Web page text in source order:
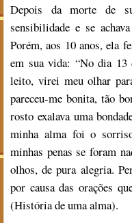
Depois da morte de
sensibilidade e se
Porém, aos 10 anos, ela
em sua vida: “No dia 13
leito, virei meu olhar
pareceu-me bonita, tão
rosto exalava uma
minha alma foi o
minhas penas se foram
olhos, de pura alegria.
por causa das orações
(História de uma alma).